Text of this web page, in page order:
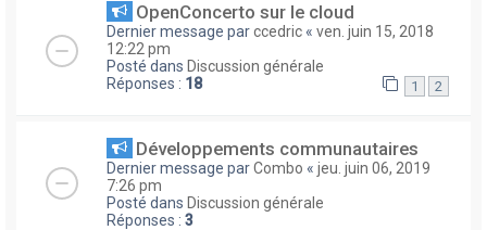
OpenConcerto sur le cloud
Dernier message parccedric « ven. juin 15, 2018
12:22 pm
Posté dans Discussion générale
Réponses : 18 1 2
Développements communautaires
Dernier message parCombo « jeu. juin 06, 2019
7:26 pm
Posté dans Discussion générale
Réponses : 3